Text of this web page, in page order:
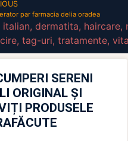
par farmacia delia oradea
italian, dermatita, haircare,
, tag-uri, tratamente,
SERENI
ORIGINAL ȘI
PRODUSELE